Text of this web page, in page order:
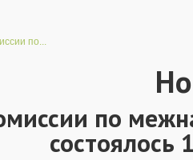
по...
по
состоялось